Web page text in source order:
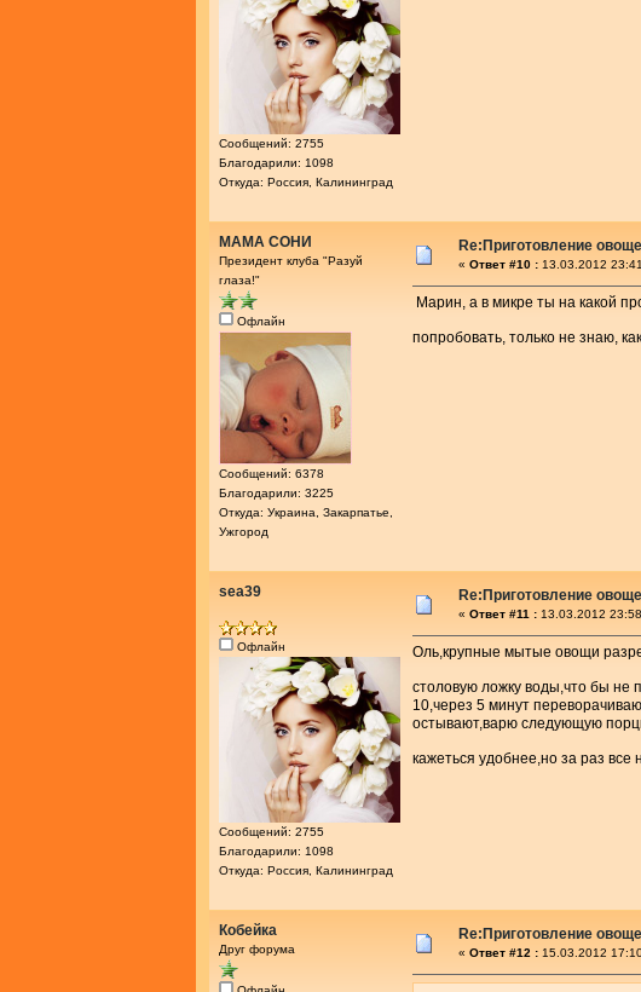
Сообщений: 2755
Благодарили: 1098
Откуда: Россия, Калининград
МАМА СОНИ
Президент клуба "Разуй
глаза!"
Офлайн
Сообщений: 6378
Благодарили: 3225
Откуда: Украина, Закарпатье,
Ужгород
Re:Приготовление
« Ответ #10 : 13.03.2012
Марин, а в микре ты на какой
попробовать, только не знаю,
sea39
Офлайн
Сообщений: 2755
Благодарили: 1098
Откуда: Россия, Калининград
Re:Приготовление
« Ответ #11 : 13.03.2012
Оль,крупные мытые овощи
столовую ложку воды,что бы не
10,через 5 минут
остывают,варю следующую
кажеться удобнее,но за раз
Кобейка
Друг форума
Re:Приготовление
« Ответ #12 : 15.03.2012